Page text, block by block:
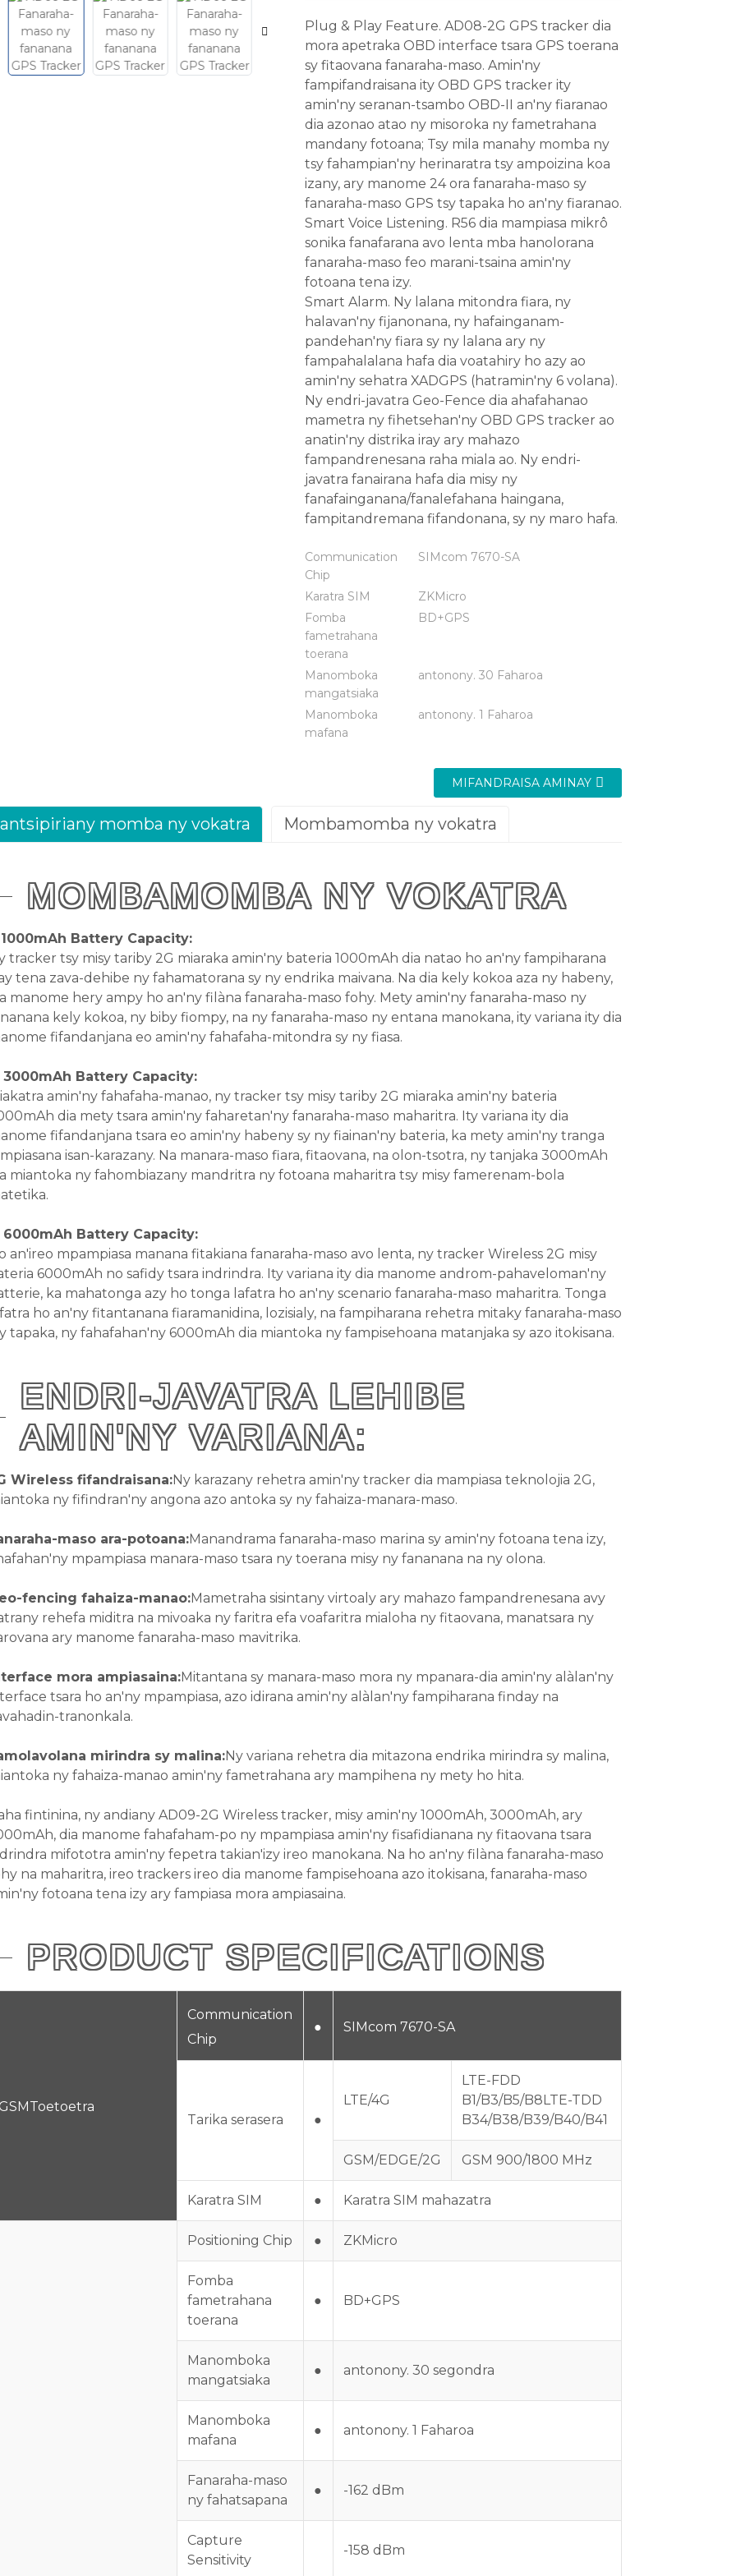
Plug & Play Feature. AD08-2G GPS tracker dia
mora apetraka OBD interface tsara GPS toerana
sy fitaovana fanaraha-maso. Amin'ny
fampifandraisana ity OBD GPS tracker ity
amin'ny seranan-tsambo OBD-II an'ny fiaranao
dia azonao atao ny misoroka ny fametrahana
mandany fotoana; Tsy mila manahy momba ny
tsy fahampian'ny herinaratra tsy ampoizina koa
izany, ary manome 24 ora fanaraha-maso sy
fanaraha-maso GPS tsy tapaka ho an'ny fiaranao.
Smart Voice Listening. R56 dia mampiasa mikrô
sonika fanafarana avo lenta mba hanolorana
fanaraha-maso feo marani-tsaina amin'ny
fotoana tena izy.
Smart Alarm. Ny lalana mitondra fiara, ny
halavan'ny fijanonana, ny hafainganam-
pandehan'ny fiara sy ny lalana ary ny
fampahalalana hafa dia voatahiry ho azy ao
amin'ny sehatra XADGPS (hatramin'ny 6 volana).
Ny endri-javatra Geo-Fence dia ahafahanao
mametra ny fihetsehan'ny OBD GPS tracker ao
anatin'ny distrika iray ary mahazo
fampandrenesana raha miala ao. Ny endri-
javatra fanairana hafa dia misy ny
fanafainganana/fanalefahana haingana,
fampitandremana fifandonana, sy ny maro hafa.
Communication
Chip
SIMcom 7670-SA
Karatra SIM
ZKMicro
Fomba
fametrahana
toerana
BD+GPS
Manomboka
mangatsiaka
antonony. 30 Faharoa
Manomboka
mafana
antonony. 1 Faharoa
MIFANDRAISA AMINAY
antsipiriany momba ny vokatra Mombamomba ny vokatra
MOMBAMOMBA NY VOKATRA
1000mAh Battery Capacity:
tracker tsy misy tariby 2G miaraka amin'ny bateria 1000mAh dia natao ho an'ny fampiharana
tena zava-dehibe ny fahamatorana sy ny endrika maivana. Na dia kely kokoa aza ny habeny,
manome hery ampy ho an'ny filàna fanaraha-maso fohy. Mety amin'ny fanaraha-maso ny
kely kokoa, ny biby fiompy, na ny fanaraha-maso ny entana manokana, ity variana ity dia
fifandanjana eo amin'ny fahafaha-mitondra sy ny fiasa.
3000mAh Battery Capacity:
amin'ny fahafaha-manao, ny tracker tsy misy tariby 2G miaraka amin'ny bateria
dia mety tsara amin'ny faharetan'ny fanaraha-maso maharitra. Ity variana ity dia
fifandanjana tsara eo amin'ny habeny sy ny fiainan'ny bateria, ka mety amin'ny tranga
isan-karazany. Na manara-maso fiara, fitaovana, na olon-tsotra, ny tanjaka 3000mAh
miantoka ny fahombiazany mandritra ny fotoana maharitra tsy misy famerenam-bola
6000mAh Battery Capacity:
an'ireo mpampiasa manana fitakiana fanaraha-maso avo lenta, ny tracker Wireless 2G misy
6000mAh no safidy tsara indrindra. Ity variana ity dia manome androm-pahaveloman'ny
ka mahatonga azy ho tonga lafatra ho an'ny scenario fanaraha-maso maharitra. Tonga
ho an'ny fitantanana fiaramanidina, lozisialy, na fampiharana rehetra mitaky fanaraha-maso
tapaka, ny fahafahan'ny 6000mAh dia miantoka ny fampisehoana matanjaka sy azo itokisana.
ENDRI-JAVATRA LEHIBE
AMIN'NY VARIANA:
Wireless fifandraisana:Ny karazany rehetra amin'ny tracker dia mampiasa teknolojia 2G,
ny fifindran'ny angona azo antoka sy ny fahaiza-manara-maso.
maso ara-potoana:Manandrama fanaraha-maso marina sy amin'ny fotoana tena izy,
mpampiasa manara-maso tsara ny toerana misy ny fananana na ny olona.
fencing fahaiza-manao:Mametraha sisintany virtoaly ary mahazo fampandrenesana avy
rehefa miditra na mivoaka ny faritra efa voafaritra mialoha ny fitaovana, manatsara ny
ary manome fanaraha-maso mavitrika.
mora ampiasaina:Mitantana sy manara-maso mora ny mpanara-dia amin'ny alàlan'ny
tsara ho an'ny mpampiasa, azo idirana amin'ny alàlan'ny fampiharana finday na
tranonkala.
mirindra sy malina:Ny variana rehetra dia mitazona endrika mirindra sy malina,
ny fahaiza-manao amin'ny fametrahana ary mampihena ny mety ho hita.
fintinina, ny andiany AD09-2G Wireless tracker, misy amin'ny 1000mAh, 3000mAh, ary
dia manome fahafaham-po ny mpampiasa amin'ny fisafidianana ny fitaovana tsara
mifototra amin'ny fepetra takian'izy ireo manokana. Na ho an'ny filàna fanaraha-maso
na maharitra, ireo trackers ireo dia manome fampisehoana azo itokisana, fanaraha-maso
fotoana tena izy ary fampiasa mora ampiasaina.
PRODUCT SPECIFICATIONS
GSMToetoetra
Communication
Chip
● SIMcom 7670-SA
Tarika serasera ●
LTE/4G
LTE-FDD
B1/B3/B5/B8LTE-TDD
B34/B38/B39/B40/B41
GSM/EDGE/2G GSM 900/1800 MHz
Karatra SIM ● Karatra SIM mahazatra
Positioning Chip ● ZKMicro
Fomba
fametrahana
toerana
● BD+GPS
Manomboka
mangatsiaka
● antonony. 30 segondra
Manomboka
mafana
● antonony. 1 Faharoa
Fanaraha-maso
ny fahatsapana
● -162 dBm
Capture
Sensitivity
-158 dBm